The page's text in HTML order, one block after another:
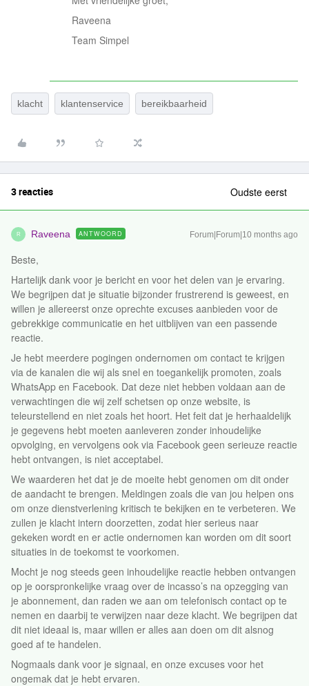
Raveena
Team Simpel
klacht klantenservice bereikbaarheid
3 reacties Oudste eerst
R Raveena ANTWOORD Forum|Forum|10 months ago
Beste,
Hartelijk dank voor je bericht en voor het delen van je ervaring.
We begrijpen dat je situatie bijzonder frustrerend is geweest, en
willen je allereerst onze oprechte excuses aanbieden voor de
gebrekkige communicatie en het uitblijven van een passende
reactie.
Je hebt meerdere pogingen ondernomen om contact te krijgen
via de kanalen die wij als snel en toegankelijk promoten, zoals
WhatsApp en Facebook. Dat deze niet hebben voldaan aan de
verwachtingen die wij zelf schetsen op onze website, is
teleurstellend en niet zoals het hoort. Het feit dat je herhaaldelijk
je gegevens hebt moeten aanleveren zonder inhoudelijke
opvolging, en vervolgens ook via Facebook geen serieuze reactie
hebt ontvangen, is niet acceptabel.
We waarderen het dat je de moeite hebt genomen om dit onder
de aandacht te brengen. Meldingen zoals die van jou helpen ons
om onze dienstverlening kritisch te bekijken en te verbeteren. We
zullen je klacht intern doorzetten, zodat hier serieus naar
gekeken wordt en er actie ondernomen kan worden om dit soort
situaties in de toekomst te voorkomen.
Mocht je nog steeds geen inhoudelijke reactie hebben ontvangen
op je oorspronkelijke vraag over de incasso’s na opzegging van
je abonnement, dan raden we aan om telefonisch contact op te
nemen en daarbij te verwijzen naar deze klacht. We begrijpen dat
dit niet ideaal is, maar willen er alles aan doen om dit alsnog
goed af te handelen.
Nogmaals dank voor je signaal, en onze excuses voor het
ongemak dat je hebt ervaren.